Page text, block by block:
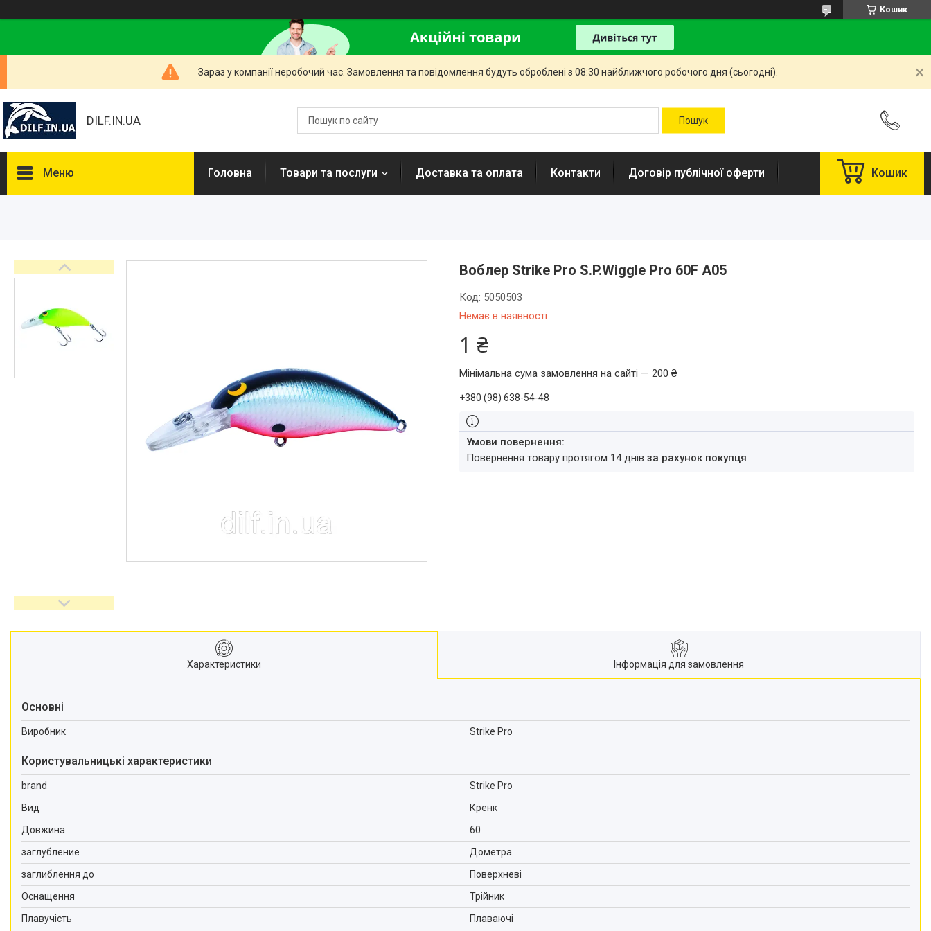
Кошик
Зараз у компанії неробочий час. Замовлення та повідомлення будуть оброблені з 08:30 найближчого робочого дня (сьогодні).
DILF.IN.UA
Меню
Рибальські снасті
РОЗПРОДАЖ! Мега знижки!
Доставка та оплата
Повернення та обмін
Головна Товари та послуги Доставка та оплата Контакти Договір публічної оферти Кошик
Воблер Strike Pro S.P.Wiggle Pro 60F A05
Немає в наявності
Код: 5050503
1 ₴
Мінімальна сума замовлення на сайті — 200 ₴
+380 (98) 638-54-48
повернення товару протягом 14 днів за рахунок покупця
Характеристики Інформація для замовлення
Основні
Виробник Strike Pro
Користувальницькі характеристики
brand
Strike Pro
Вид
Кренк
Довжина
60
заглубление
Дометра
заглиблення до
Поверхневі
Оснащення
Трійник
Плавучість
Плаваючі